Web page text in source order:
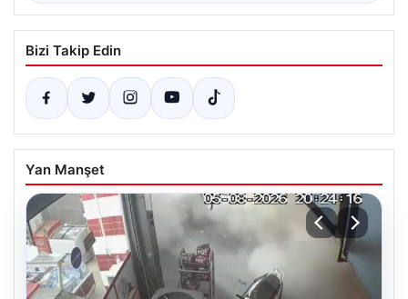
Bizi Takip Edin
Yan Manşet